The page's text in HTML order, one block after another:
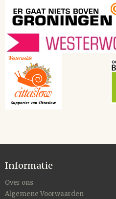
Informatie
Over ons
Algemene Voorwaarden